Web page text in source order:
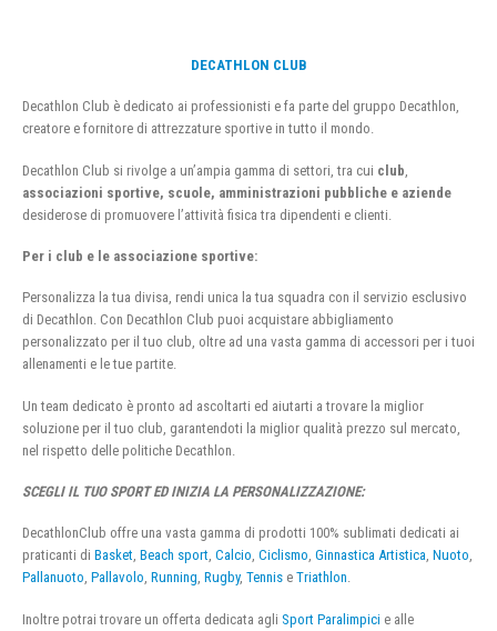
DECATHLON CLUB
Decathlon Club è dedicato ai professionisti e fa parte del gruppo Decathlon,
creatore e fornitore di attrezzature sportive in tutto il mondo.
Decathlon Club si rivolge a un’ampia gamma di settori, tra cui club
associazioni sportive, scuole, amministrazioni pubbliche e aziende
desiderose di promuovere l’attività fisica tra dipendenti e clienti.
Per i club e le associazione sportive:
Personalizza la tua divisa, rendi unica la tua squadra con il servizio esclusivo
di Decathlon. Con Decathlon Club puoi acquistare abbigliamento
personalizzato per il tuo club, oltre ad una vasta gamma di accessori per i tuoi
allenamenti e le tue partite.
Un team dedicato è pronto ad ascoltarti ed aiutarti a trovare la miglior
soluzione per il tuo club, garantendoti la miglior qualità prezzo sul mercato,
nel rispetto delle politiche Decathlon.
SCEGLI IL TUO SPORT ED INIZIA LA PERSONALIZZAZIONE:
DecathlonClub offre una vasta gamma di prodotti 100% sublimati dedicati ai
praticanti di Basket, Beach sport, Calcio, Ciclismo, Ginnastica Artistica, Nuoto,
Pallanuoto, Pallavolo, Running, Rugby, Tennis e Triathlon.
Inoltre potrai trovare un offerta dedicata agli Sport Paralimpici e alle